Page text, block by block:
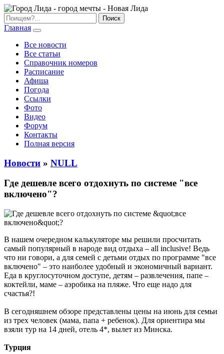
Главная
Все новости
Все статьи
Справочник номеров
Расписание
Афиша
Погода
Ссылки
Фото
Видео
Форум
Контакты
Полная версия
Новости » NULL
Где дешевле всего отдохнуть по системе "все
включено"?
В нашем очередном калькуляторе мы решили просчитать
самый популярный в народе вид отдыха – all inclusive! Ведь
что ни говори, а для семей с детьми отдых по программе "все
включено" – это наиболее удобный и экономичный вариант.
Еда в круглосуточном доступе, детям – развлечения, папе –
коктейли, маме – аэробика на пляже. Что еще надо для
счастья?!
В сегодняшнем обзоре представлены цены на июнь для семьи
из трех человек (мама, папа + ребенок). Для ориентира мы
взяли тур на 14 дней, отель 4*, вылет из Минска.
Турция